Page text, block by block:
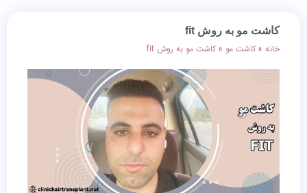
کاشت مو به روش fit
خانه »کاشت مو »کاشت مو به روش fit